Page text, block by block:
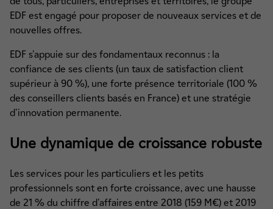
EDF est engagé pour proposer de nouveaux services et de
nouvelles offres.
EDF s'appuie sur des fondamentaux reconnus : la
confiance de ses clients (un taux de satisfaction client
supérieur à 90 %), une forte présence territoriale (100 %
des conseillers clients basés en France) et une stratégie
d'innovation permanente.
Une dynamique de croissance robuste
Les services pour les particuliers et les petits
professionnels sont en forte croissance, avec une hausse
de 21 % du chiffre d'affaires entre 2018 (159 M€) et 2019